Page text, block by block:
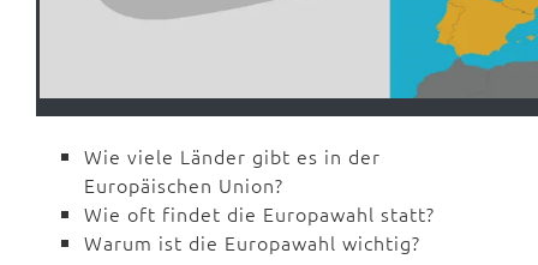
Wie viele Länder gibt es in der
Europäischen Union?
Wie oft findet die Europawahl statt?
Warum ist die Europawahl wichtig?